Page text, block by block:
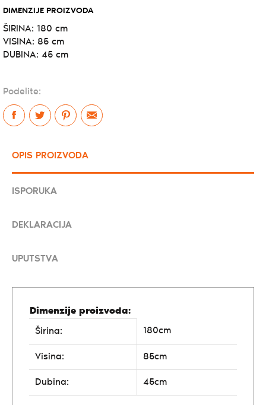
DIMENZIJE PROIZVODA
ŠIRINA: 180 cm
VISINA: 85 cm
DUBINA: 45 cm
Podelite:
OPIS PROIZVODA
ISPORUKA
DEKLARACIJA
UPUTSTVA
Dimenzije proizvoda:
Širina:
180cm
Visina: 85cm
Dubina: 45cm